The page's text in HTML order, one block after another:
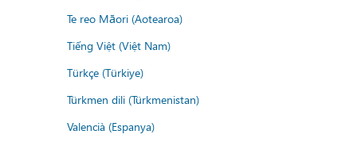
Te reo Māori (Aotearoa)
Tiếng Việt (Việt Nam)
Türkçe (Türkiye)
Türkmen dili (Türkmenistan)
Valencià (Espanya)